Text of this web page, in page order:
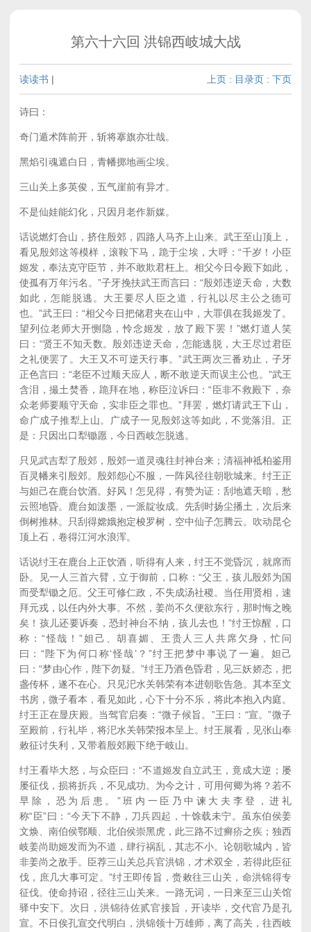
第六十六回 洪锦西岐城大战
读读书 | 上页 : 目录页 : 下页
诗曰：
奇门遁术阵前开，斩将搴旗亦壮哉。
黑焰引魂遮白日，青幡掷地画尘埃。
三山关上多英俊，五气崖前有异才。
不是仙娃能幻化，只因月老作新媒。
话说燃灯合山，挤住殷郊，四路人马齐上山来。武王至山顶上，
看见殷郊这等模样，滚鞍下马，跪于尘埃，大呼：“千岁！小臣
姬发，奉法克守臣节，并不敢欺君枉上。相父今日令殿下如此，
使孤有万年污名。”子牙挽扶武王而言曰：“殷郊违逆天命，大数
如此，怎能脱逃。大王要尽人臣之道，行礼以尽主公之德可
也。”武王曰：“相父今日把储君夹在山中，大罪俱在我姬发了。
望列位老师大开恻隐，怜念姬发，放了殿下罢！”燃灯道人笑
曰：“贤王不知天数。殷郊违逆天命，怎能逃脱，大王尽过君臣
之礼便罢了。大王又不可逆天行事。”武王两次三番劝止，子牙
正色言曰：“老臣不过顺天应人，断不敢逆天而误主公也。”武王
含泪，撮土焚香，跪拜在地，称臣泣诉曰：“臣非不救殿下，奈
众老师要顺守天命，实非臣之罪也。”拜罢，燃灯请武王下山，
命广成子推犁上山。广成子一见殷郊这等如此，不觉落泪。正
是：只因出口犁锄愿，今日西岐怎脱逃。
只见武吉犁了殷郊，殷郊一道灵魂往封神台来；清福神祗柏鉴用
百灵幡来引殷郊。殷郊怨心不服，一阵风径往朝歌城来。纣王正
与妲己在鹿台饮酒。好风！怎见得，有赞为证：刮地遮天暗，愁
云照地昏。鹿台如泼墨，一派靛妆成。先刮时扬尘播土，次后来
倒树推林。只刮得嫦娥抱定梭罗树，空中仙子怎腾云。吹动昆仑
顶上石，卷得江河水浪浑。
话说纣王在鹿台上正饮酒，听得有人来，纣王不觉昏沉，就席而
卧。见一人三首六臂，立于御前，口称：“父王，孩儿殷郊为国
而受犁锄之厄。父王可修仁政，不失成汤社稷。当任用贤相，速
拜元戎，以任内外大事。不然，姜尚不久便欲东行，那时悔之晚
矣！孩儿还要诉奏，恐封神台不纳，孩儿去也！”纣王惊醒，口
称：“怪哉！”妲己、胡喜媚、王贵人三人共席欠身，忙问
曰：“陛下为何口称‘怪哉’？”纣王把梦中事说了一遍。妲己
曰：“梦由心作，陛下勿疑。”纣王乃酒色昏君，见三妖娇态，把
盏传杯，遂不在心。只见汜水关韩荣有本进朝歌告急。其本至文
书房，微子看本，看见如此，心下十分不乐，将此本抱入内庭。
纣王正在显庆殿。当驾官启奏：“微子候旨。”王曰：“宣。”微子
至殿前，行礼毕，将汜水关韩荣报本呈上。纣王展看，见张山奉
敕征讨失利，又带着殷郊殿下绝于岐山。
纣王看毕大怒，与众臣曰：“不道姬发自立武王，竟成大逆；屡
屡征伐，损将折兵，不见成功。为今之计，可用何卿为将？若不
早除，恐为后患。”班内一臣乃中谏大夫李登，进礼
称“臣”曰：“今天下不静，刀兵四起，十馀载未宁。虽东伯侯姜
文焕、南伯侯鄂顺、北伯侯崇黑虎，此三路不过癣疥之疾；独西
岐姜尚助姬发而为不道，肆行祸乱，其志不小。论朝歌城内，皆
非姜尚之敌手。臣荐三山关总兵官洪锦，才术双全，若得此臣征
伐，庶几大事可定。”纣王即传旨，赍敕往三山关，命洪锦得专
征伐。使命持诏，径往三山关来。一路无词，一日来至三山关馆
驿中安下。次日，洪锦待佐贰官接旨，开读毕，交代官乃是孔
宣。不日俟孔宣交代明白，洪锦领十万雄师，离了高关，往西岐